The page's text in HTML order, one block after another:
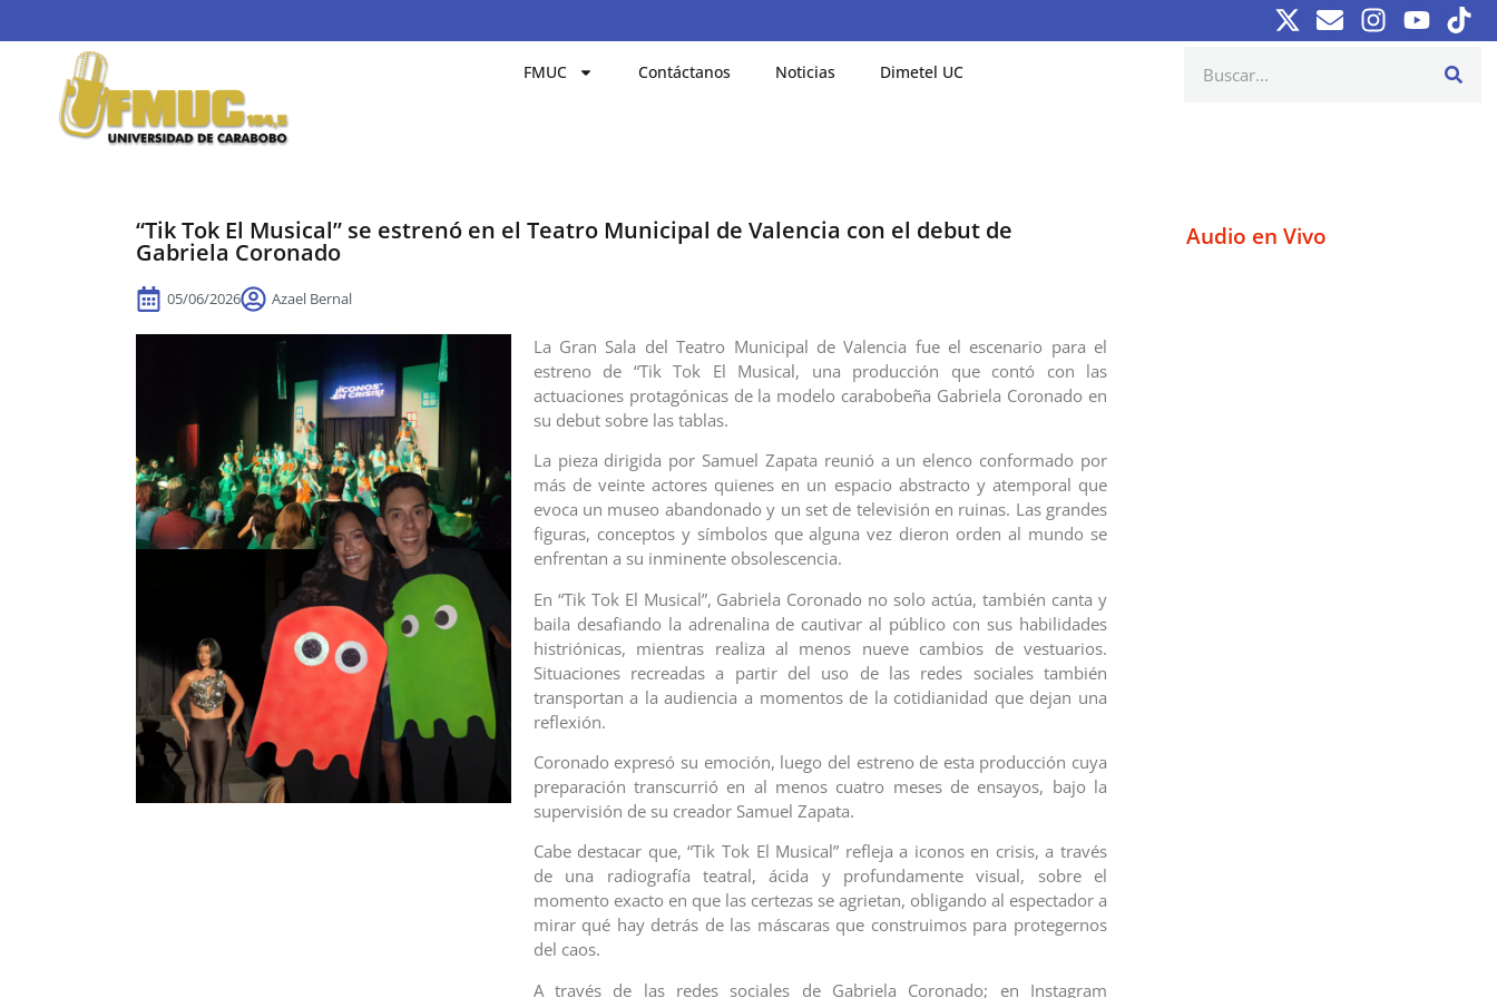
FMUC Contáctanos Noticias Dimetel UC
“Tik Tok El Musical” se estrenó en el Teatro Municipal de Valencia con el debut de
Gabriela Coronado
05/06/2026 Azael Bernal
La Gran Sala del Teatro Municipal de Valencia fue el escenario para el
estreno de “Tik Tok El Musical, una producción que contó con las
actuaciones protagónicas de la modelo carabobeña Gabriela Coronado en
su debut sobre las tablas.
La pieza dirigida por Samuel Zapata reunió a un elenco conformado por
más de veinte actores quienes en un espacio abstracto y atemporal que
evoca un museo abandonado y un set de televisión en ruinas. Las grandes
figuras, conceptos y símbolos que alguna vez dieron orden al mundo se
enfrentan a su inminente obsolescencia.
En “Tik Tok El Musical”, Gabriela Coronado no solo actúa, también canta y
baila desafiando la adrenalina de cautivar al público con sus habilidades
histriónicas, mientras realiza al menos nueve cambios de vestuarios.
Situaciones recreadas a partir del uso de las redes sociales también
transportan a la audiencia a momentos de la cotidianidad que dejan una
reflexión.
Coronado expresó su emoción, luego del estreno de esta producción cuya
preparación transcurrió en al menos cuatro meses de ensayos, bajo la
supervisión de su creador Samuel Zapata.
Cabe destacar que, “Tik Tok El Musical” refleja a iconos en crisis, a través
de una radiografía teatral, ácida y profundamente visual, sobre el
momento exacto en que las certezas se agrietan, obligando al espectador a
mirar qué hay detrás de las máscaras que construimos para protegernos
del caos.
A través de las redes sociales de Gabriela Coronado; en Instagram
Audio en Vivo